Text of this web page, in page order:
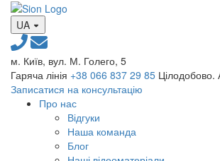
UA
м. Київ, вул. М. Голего, 5
Гаряча лінія +38 066 837 29 85 Цілодобово.
Записатися на консультацію
Про нас
Відгуки
Наша команда
Блог